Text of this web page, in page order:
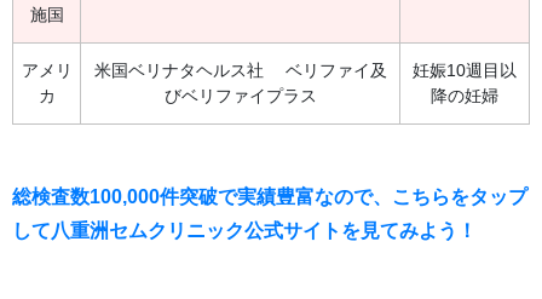
施国
アメリ
カ
米国ベリナタヘルス社 ベリファイ及
びベリファイプラス
妊娠10週目以
降の妊婦
総検査数100,000件突破で実績豊富なので、こちらをタップ
して八重洲セムクリニック公式サイトを見てみよう！